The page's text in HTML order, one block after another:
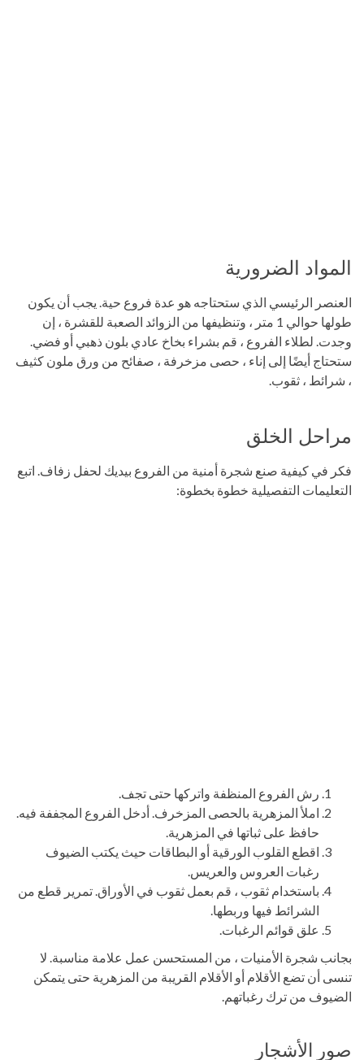
المواد الضرورية
العنصر الرئيسي الذي ستحتاجه هو عدة فروع حية. يجب أن يكون
طولها حوالي 1 متر ، وتنظيفها من الزوائد الصعبة للقشرة ، إن
وجدت. لطلاء الفروع ، قم بشراء بخاخ عادي بلون ذهبي أو فضي.
ستحتاج أيضًا إلى إناء ، حصى مزخرفة ، صفائح من ورق ملون كثيف
، شرائط ، ثقوب.
مراحل الخلق
فكر في كيفية صنع شجرة أمنية من الفروع بيديك لحفل زفاف. اتبع
التعليمات التفصيلية خطوة بخطوة:
رش الفروع المنظفة واتركها حتى تجف.
املأ المزهرية بالحصى المزخرف. أدخل الفروع المجففة فيه.
حافظ على ثباتها في المزهرية.
اقطع القلوب الورقية أو البطاقات حيث يكتب الضيوف
رغبات العروس والعريس.
باستخدام ثقوب ، قم بعمل ثقوب في الأوراق. تمرير قطع من
الشرائط فيها وربطها.
علق قوائم الرغبات.
بجانب شجرة الأمنيات ، من المستحسن عمل علامة مناسبة. لا
تنسى أن تضع الأقلام أو الأقلام القريبة من المزهرية حتى يتمكن
الضيوف من ترك رغباتهم.
صور الأشجار